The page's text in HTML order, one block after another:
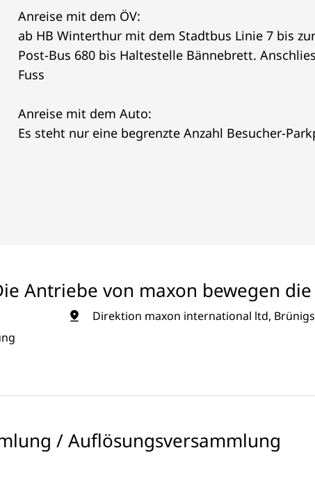
Anreise mit dem ÖV:
ab HB Winterthur mit dem Stadtbus Linie 7 bis
Post-Bus 680 bis Haltestelle Bännebrett.
Fuss
Anreise mit dem Auto:
Es steht nur eine begrenzte Anzahl Besucher-
Antriebe von maxon bewegen die
Direktion maxon international ltd,
/ Auflösungsversammlung